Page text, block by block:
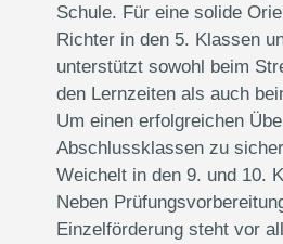
Schule. Für eine solide
Richter in den 5. Klassen
unterstützt sowohl beim
den Lernzeiten als auch
Um einen erfolgreichen
Abschlussklassen zu
Weichelt in den 9. und 10.
Neben
Einzelförderung steht vor